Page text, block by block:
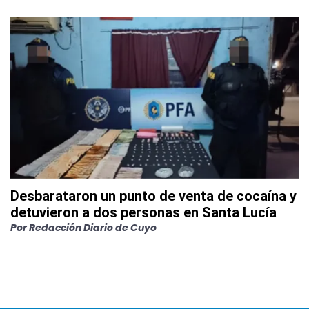
Desbarataron un punto de venta de cocaína y
detuvieron a dos personas en Santa Lucía
PorRedacción Diario de Cuyo